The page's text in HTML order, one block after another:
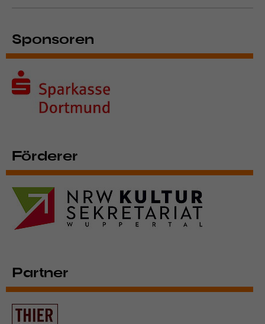
Sponsoren
Förderer
Partner